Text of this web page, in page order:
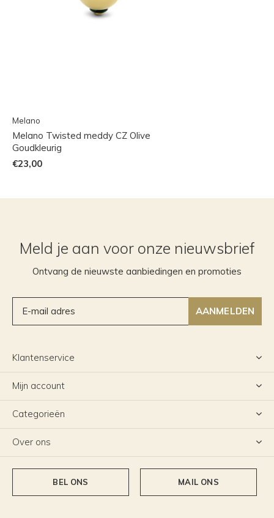
Melano
Melano Twisted meddy CZ Olive
Goudkleurig
€23,00
Meld je aan voor onze nieuwsbrief
Ontvang de nieuwste aanbiedingen en promoties
AANMELDEN
Klantenservice
Mijn account
Categorieën
Over ons
BEL ONS MAIL ONS